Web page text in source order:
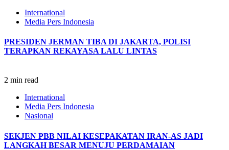
International
Media Pers Indonesia
PRESIDEN JERMAN TIBA DI JAKARTA, POLISI
TERAPKAN REKAYASA LALU LINTAS
2 min read
International
Media Pers Indonesia
Nasional
SEKJEN PBB NILAI KESEPAKATAN IRAN-AS JADI
LANGKAH BESAR MENUJU PERDAMAIAN